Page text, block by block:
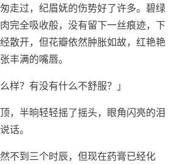
走过，纪眉妩的伤势好了许多。碧绿
完全吸收般，没有留下一丝痕迹，下
散开，但花瓣依然肿胀如故，红艳艳
丰满的嘴唇。
样？有没有什么不舒服？」
，半晌轻轻摇了摇头，眼角闪亮的泪
话。
不到三个时辰，但现在药膏已经化